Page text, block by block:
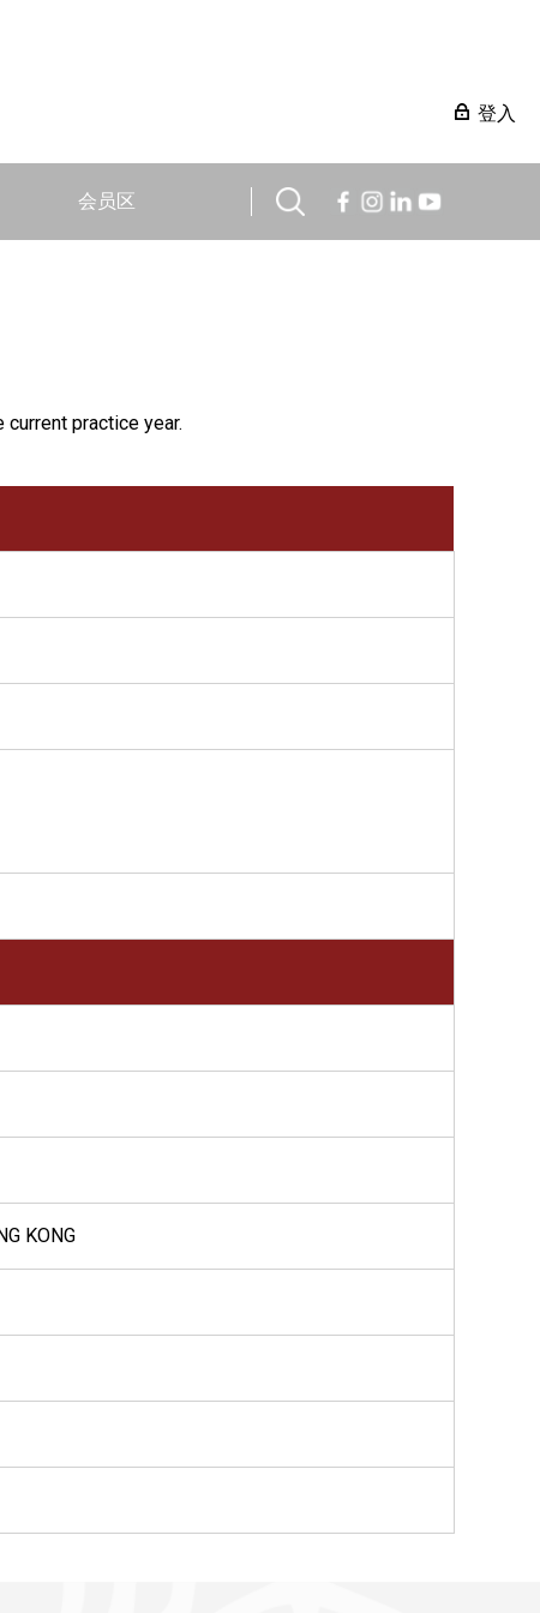
登入
会员区
practice year.
KONG